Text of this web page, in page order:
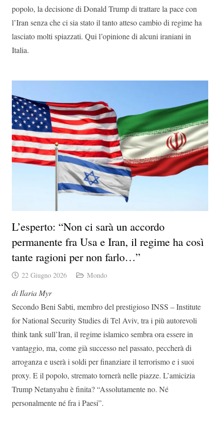
popolo, la decisione di Donald Trump di trattare la pace con
l’Iran senza che ci sia stato il tanto atteso cambio di regime ha
lasciato molti spiazzati. Qui l’opinione di alcuni iraniani in
Italia.
L’esperto: “Non ci sarà un accordo
permanente fra Usa e Iran, il regime ha così
tante ragioni per non farlo…”
22 Giugno 2026 Mondo
di Ilaria Myr
Secondo Beni Sabti, membro del prestigioso INSS – Institute
for National Security Studies di Tel Aviv, tra i più autorevoli
think tank sull’Iran, il regime islamico sembra ora essere in
vantaggio, ma, come già successo nel passato, peccherà di
arroganza e userà i soldi per finanziare il terrorismo e i suoi
proxy. E il popolo, stremato tornerà nelle piazze. L’amicizia
Trump Netanyahu è finita? “Assolutamente no. Né
personalmente né fra i Paesi”.